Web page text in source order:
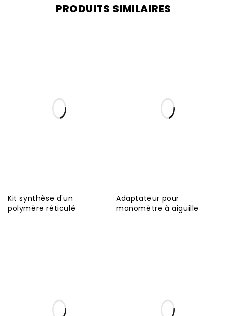
PRODUITS SIMILAIRES
Kit synthèse d'un
polymère réticulé
Adaptateur pour
manomètre à aiguille